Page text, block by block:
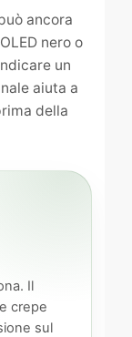
ancora
nero o
un
aiuta a
della
Il
crepe
sul